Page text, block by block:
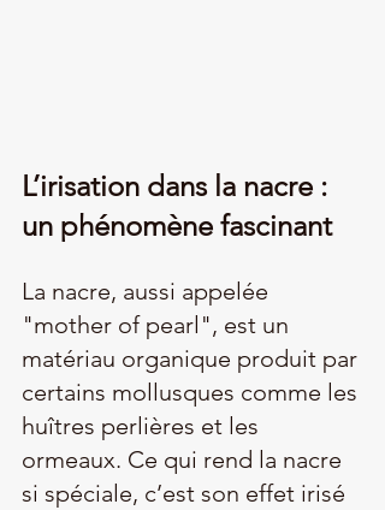
L’irisation dans la nacre :
un phénomène fascinant
La nacre, aussi appelée
"mother of pearl", est un
matériau organique produit par
certains mollusques comme les
huîtres perlières et les
ormeaux. Ce qui rend la nacre
si spéciale, c’est son effet irisé